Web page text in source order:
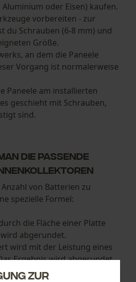
Aluminium oder Eisen) kaufen.
vorbereiten - zur
du Schrauben (6-8 mm) und
Größe.
an dem die Paneele
Vorgang ist normalerweise
Paneele am installierten
geschieht mit Schrauben,
sind.
die passende
von Batterien zu
spezielle Formel:
die Fläche einer Platte
abgerundet.
wird mit der Leistung eines
Ergebnis wird abgerundet.
zur